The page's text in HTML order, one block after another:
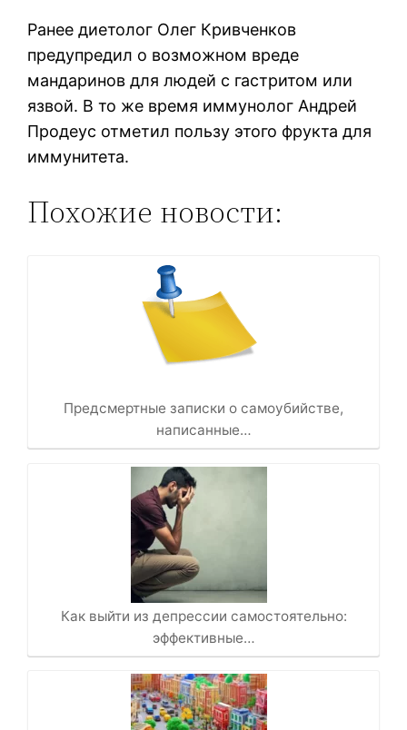
Ранее диетолог Олег Кривченков
предупредил о возможном вреде
мандаринов для людей с гастритом или
язвой. В то же время иммунолог Андрей
Продеус отметил пользу этого фрукта для
иммунитета.
Похожие новости:
Предсмертные записки о самоубийстве,
написанные…
Как выйти из депрессии самостоятельно:
эффективные…